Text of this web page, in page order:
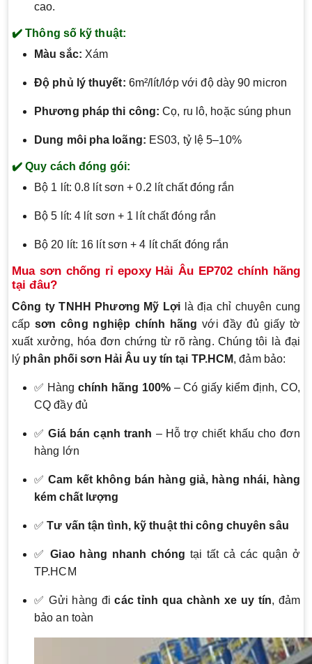
cao.
✔️ Thông số kỹ thuật:
Màu sắc: Xám
Độ phủ lý thuyết: 6m²/lít/lớp với độ dày 90 micron
Phương pháp thi công: Cọ, ru lô, hoặc súng phun
Dung môi pha loãng: ES03, tỷ lệ 5–10%
✔️ Quy cách đóng gói:
Bộ 1 lít: 0.8 lít sơn + 0.2 lít chất đóng rắn
Bộ 5 lít: 4 lít sơn + 1 lít chất đóng rắn
Bộ 20 lít: 16 lít sơn + 4 lít chất đóng rắn
Mua sơn chống rỉ epoxy Hải Âu EP702 chính hãng
tại đâu?
Công ty TNHH Phương Mỹ Lợi là địa chỉ chuyên cung
cấpsơn công nghiệp chính hãng với đầy đủ giấy tờ
xuất xưởng, hóa đơn chứng từ rõ ràng. Chúng tôi là đại
lý phân phối sơn Hải Âu uy tín tại TP.HCM, đảm bảo:
✅ Hàng chính hãng 100% – Có giấy kiểm định, CO,
CQ đầy đủ
✅Giá bán cạnh tranh – Hỗ trợ chiết khấu cho đơn
hàng lớn
✅Cam kết không bán hàng giả, hàng nhái, hàng
kém chất lượng
✅Tư vấn tận tình, kỹ thuật thi công chuyên sâu
✅Giao hàng nhanh chóng tại tất cả các quận ở
TP.HCM
✅ Gửi hàng đicác tỉnh qua chành xe uy tín, đảm
bảo an toàn